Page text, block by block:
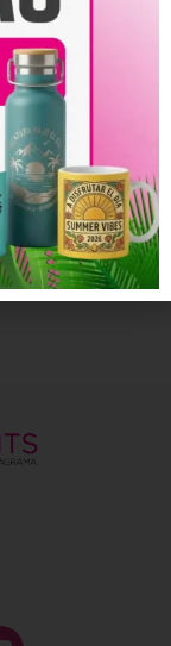
de Invitación
a Comunión 1 –
x 14.8 cm
€- 118,00€